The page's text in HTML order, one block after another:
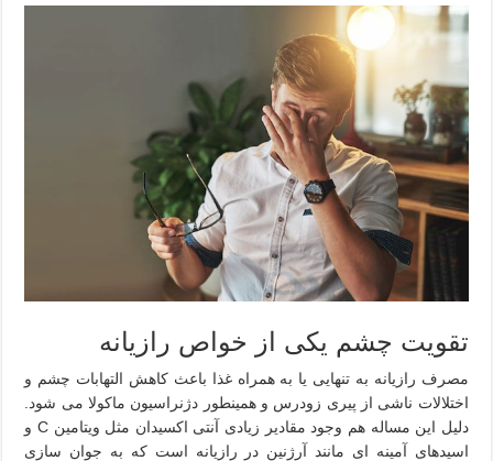
تقویت چشم یکی از خواص رازیانه
مصرف رازیانه به تنهایی یا به همراه غذا باعث کاهش التهابات چشم و
اختلالات ناشی از پیری زودرس و همینطور دژنراسیون ماکولا می شود.
دلیل این مساله هم وجود مقادیر زیادی آنتی اکسیدان مثل ویتامین C و
اسیدهای آمینه ای مانند آرژنین در رازیانه است که به جوان سازی